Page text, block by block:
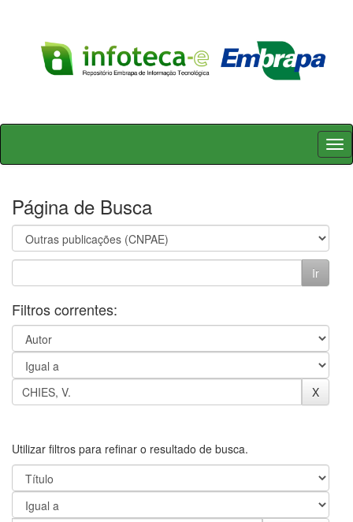
Skip
Página de Busca
Filtros correntes:
Utilizar filtros para refinar o resultado de busca.